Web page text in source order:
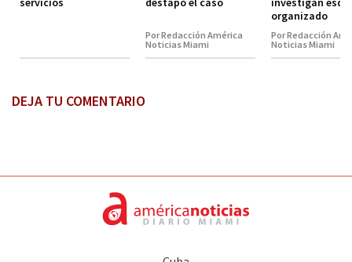
Por Redacción América
Noticias Miami
organizado
Por Redacción
Noticias Miami
DEJA TU COMENTARIO